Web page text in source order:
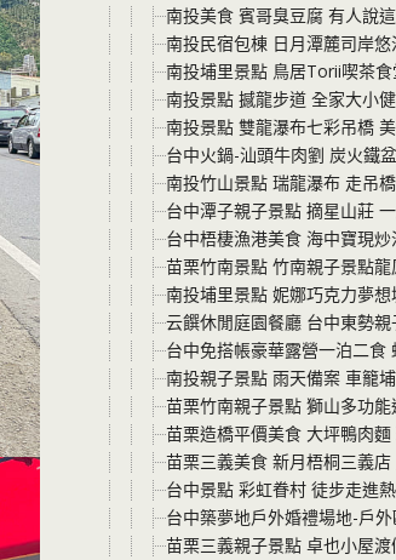
南投美食 賓哥臭豆腐 有人說
南投民宿包棟 日月潭麓司岸
南投埔里景點 鳥居Torii喫茶
南投景點 撼龍步道 全家大小
南投景點 雙龍瀑布七彩吊橋
台中火鍋-汕頭牛肉劉 炭火鐵
南投竹山景點 瑞龍瀑布 走吊
台中潭子親子景點 摘星山莊
台中梧棲漁港美食 海中寶現
苗栗竹南景點 竹南親子景點
南投埔里景點 妮娜巧克力夢
云饌休閒庭園餐廳 台中東勢親
台中免搭帳豪華露營一泊二食
南投親子景點 雨天備案 車籠
苗栗竹南親子景點 獅山多功
苗栗造橋平價美食 大坪鴨肉
苗栗三義美食 新月梧桐三義
台中景點 彩虹眷村 徒步走進
台中築夢地戶外婚禮場地-戶外
苗栗三義親子景點 卓也小屋